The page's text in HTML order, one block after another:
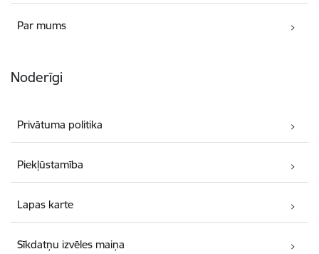
Par mums
Noderīgi
Privātuma politika
Piekļūstamība
Lapas karte
Sīkdatņu izvēles maiņa